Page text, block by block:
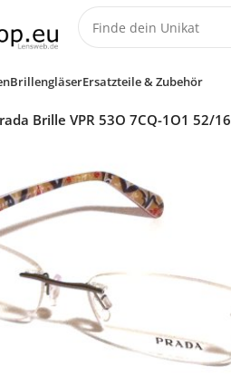
BrillengläserErsatzteile & Zubehör
Brille VPR 53O 7CQ-1O1 52/16